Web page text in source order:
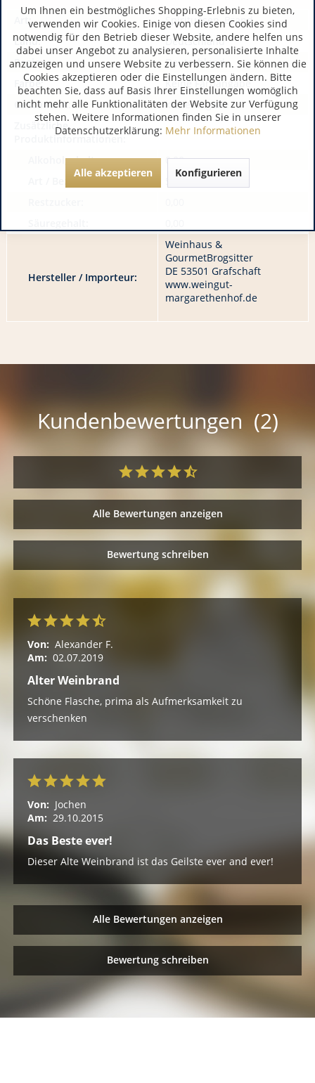
Art:
Spirituosen, Brand
Land:
Deutschland
Region:
Deutschland
Farbe:
Keine Farbangabe
Geschmack:
keine Angabe
Zusätzliche
Alkoholgehalt:
0,00
Hersteller / Importeur:
Weinhaus &
GourmetBrogsitter
DE 53501 Grafschaft
www.weingut-
margarethenhof.de
Kundenbewertungen (2)
Alle Bewertungen anzeigen
Bewertung schreiben
Von: Alexander F.
Am: 02.07.2019
Alter Weinbrand
Schöne Flasche, prima als Aufmerksamkeit zu
verschenken
Von: Jochen
Am: 29.10.2015
Das Beste ever!
Dieser Alte Weinbrand ist das Geilste ever and ever!
Alle Bewertungen anzeigen
Bewertung schreiben
Um Ihnen ein bestmögliches Shopping-Erlebnis zu bieten,
verwenden wir Cookies. Einige von diesen Cookies sind
notwendig für den Betrieb dieser Website, andere helfen uns
dabei unser Angebot zu analysieren, personalisierte Inhalte
anzuzeigen und unsere Website zu verbessern. Sie können die
Cookies akzeptieren oder die Einstellungen ändern. Bitte
beachten Sie, dass auf Basis Ihrer Einstellungen womöglich
nicht mehr alle Funktionalitäten der Website zur Verfügung
stehen. Weitere Informationen finden Sie in unserer
Datenschutzerklärung: Mehr Informationen
Alle akzeptieren Konfigurieren